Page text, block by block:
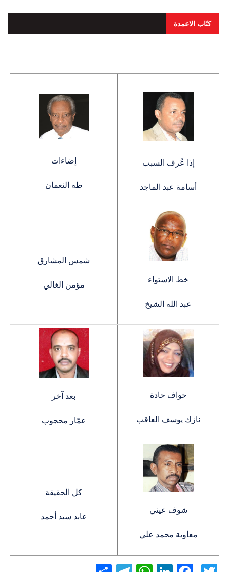
كتّاب الاعمدة
إذا عُرف السبب
أسامة عبد الماجد
إضاءات
طه النعمان
خط الاستواء
عبد الله الشيخ
شمس المشارق
مؤمن الغالي
حواف حادة
نازك يوسف العاقب
بعد آخر
عمّار محجوب
شوف عيني
معاوية محمد علي
كل الحقيقة
عابد سيد أحمد